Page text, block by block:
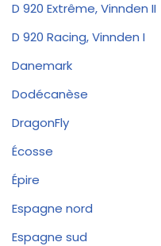
D 920 Extrême, Vinnden II
D 920 Racing, Vinnden I
Danemark
Dodécanèse
DragonFly
Écosse
Épire
Espagne nord
Espagne sud